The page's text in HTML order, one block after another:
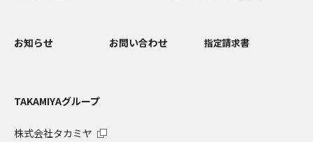
お知らせ お問い合わせ 指定請求書
TAKAMIYAグループ
株式会社タカミヤ